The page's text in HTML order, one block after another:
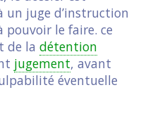
juge d’instruction
pouvoir le faire. ce
de la détention
jugement, avant
éventuelle